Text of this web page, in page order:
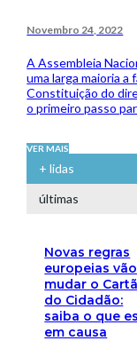
Novembro 24, 2022
A Assembleia
uma larga maioria a
Constituição do
o primeiro passo
VER MAIS
+ lidas
últimas
Novas regras
europeias vão
mudar o
do Cidadão:
saiba o que
em causa